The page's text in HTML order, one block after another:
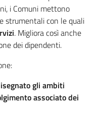
i Comuni mettono
strumentali con le quali
. Migliora così anche
dei dipendenti.
gli ambiti
associato dei